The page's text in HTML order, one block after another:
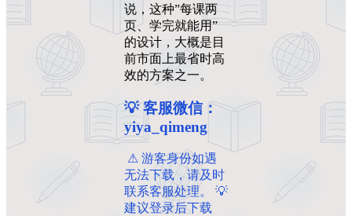
说，这种”每课两
页、学完就能用”
的设计，大概是目
前市面上最省时高
效的方案之一。
💡 客服微信：
yiya_qimeng
️ ️⚠ 游客身份如遇
无法下载，请及时
联系客服处理。 💡
建议登录后下载